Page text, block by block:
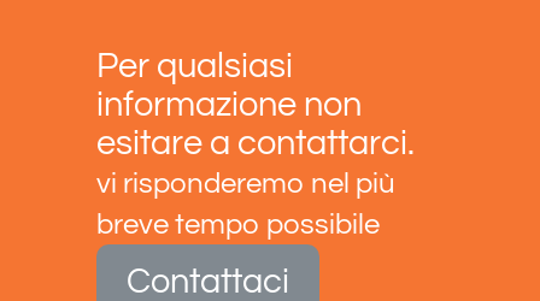
Per qualsiasi
informazione non
esitare a contattarci.
vi risponderemo nel più
breve tempo possibile
Contattaci